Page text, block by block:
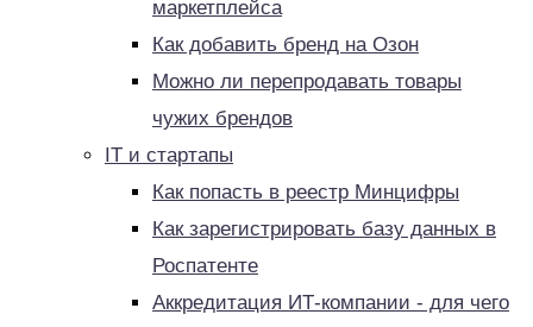
маркетплейса
Как добавить бренд на Озон
Можно ли перепродавать товары
чужих брендов
IT и стартапы
Как попасть в реестр Минцифры
Как зарегистрировать базу данных в
Роспатенте
Аккредитация ИТ-компании - для чего